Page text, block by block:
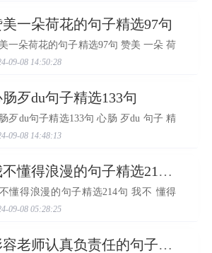
都是错的，我...
一朵荷花的句子精选97句
一朵荷花的句子精选97句 赞美 一朵 荷
起的旭日，您是东方一条巨龙在腾
我们，给予了我们...
09-08 14:50:28
歹du句子精选133句
歹du句子精选133句 心肠 歹du 句子 精
本事。 2. 长恨人心不如水，等闲平地
同情是锐利的...
09-08 14:48:13
​我不懂得浪漫的句子精选214句
懂得浪漫的句子精选214句 我不 懂得
的互动上太清醒太审慎不见得是好事
笨，不会说好...
09-08 05:28:25
​形容老师认真负责任的句子精选31句